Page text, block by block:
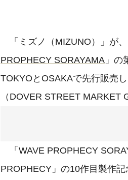
「ミズノ（MIZUNO）」が
PROPHECY SORAYAMA 」の
TOKYOとOSAKAで先行販売
（DOVER STREET MARKET
「WAVE PROPHECY
PROPHECY」の10作目製作